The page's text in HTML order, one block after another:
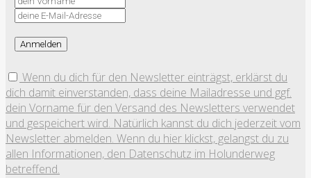
Wenn du dich für den Newsletter einträgst, erklärst du
dich damit einverstanden, dass deine Mailadresse und ggf.
dein Vorname für den Versand des Newsletters verwendet
und gespeichert wird. Natürlich kannst du dich jederzeit vom
Newsletter abmelden. Wenn du hier klickst, gelangst du zu
allen Informationen, den Datenschutz im Holunderweg
betreffend.